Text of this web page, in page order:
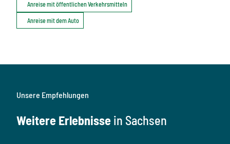
Anreise mit öffentlichen Verkehrsmitteln
Anreise mit dem Auto
Unsere Empfehlungen
Weitere Erlebnisse in Sachsen